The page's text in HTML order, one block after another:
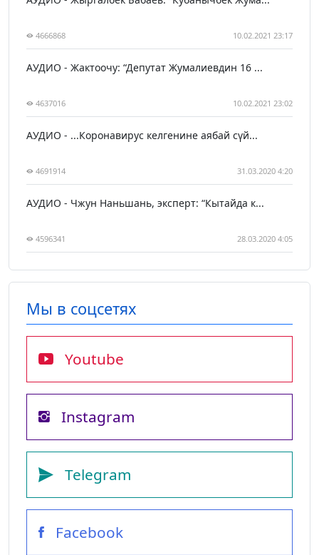
4666868 10.02.2021 23:17
АУДИО - Жактоочу: “Депутат Жумалиевдин 16 ...
4637016 10.02.2021 23:02
АУДИО - ...Коронавирус келгенине аябай сүй...
4691914 31.03.2020 4:20
АУДИО - Чжун Наньшань, эксперт: “Кытайда к...
4596341 28.03.2020 4:05
Мы в соцсетях
Youtube
Instagram
Telegram
Facebook